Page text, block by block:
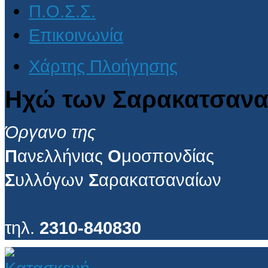
Π.Ο.Σ.Σ.
Επικοινωνία
Χάρτης Πλοήγησης
Ηχώ των
Όργανο της
Πανελλήνιας Ομοσπονδίας
Συλλόγων Σαρακατσαναίων
τηλ. 2310-840830